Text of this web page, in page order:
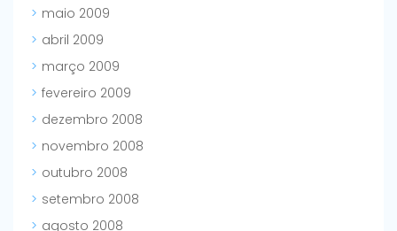
maio 2009
abril 2009
março 2009
fevereiro 2009
dezembro 2008
novembro 2008
outubro 2008
setembro 2008
agosto 2008